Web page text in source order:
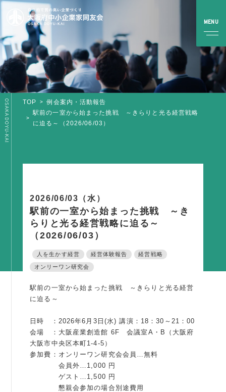
調査・資料・提言
全国行事
部会活動
その他の活動
同友会の地域づくり
TOP
例会案内・活動報告
駅前の一室から始まった挑戦 ～きらりと光る経営戦略
に迫る～（2026/06/03）
OSAKA DOYU-KAI
2026/06/03（水）
駅前の一室から始まった挑戦 ～き
らりと光る経営戦略に迫る～
（2026/06/03）
人を生かす経営 経営体験報告 経営戦略
オンリーワン研究会
駅前の一室から始まった挑戦 ～きらりと光る経営
に迫る～
日時 ：2026年6月3日(水) 講演：18：30～21：00
会場 ：大阪産業創造館 6F 会議室A・B（大阪府
大阪市中央区本町1-4-5）
参加費：オンリーワン研究会会員…無料
会員外…1,000 円
ゲスト…1,500 円
懇親会参加の場合別途費用